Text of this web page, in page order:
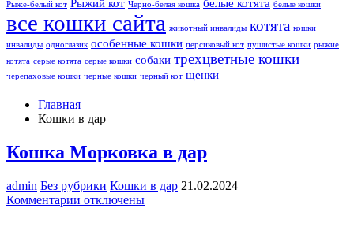
Рыже-белый кот Черно-белая кошка белые кошки
все кошки сайта животный инвалиды котята кошки
инвалиды одноглазик особенные кошки персиковый кот пушистые кошки рыжие
котята серые котята серые кошки собаки трехцветные кошки
черепаховые кошки черные кошки черный кот щенки
Главная
Кошки в дар
Кошка Морковка в дар
admin Без рубрики Кошки в дар 21.02.2024
Комментарии котключены